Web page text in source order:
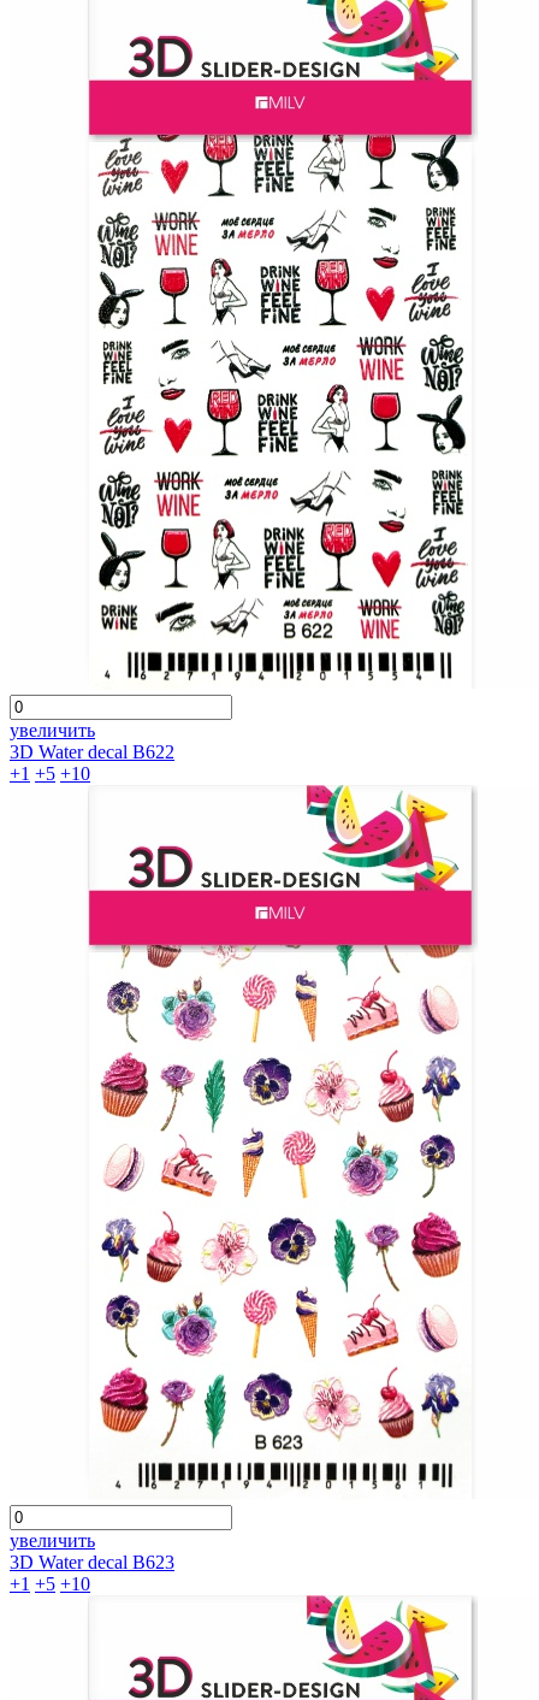
увеличить
3D Water decal B622
+1 +5 +10
увеличить
3D Water decal B623
+1 +5 +10